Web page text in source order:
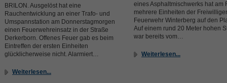
BRILON. Ausgelöst hat eine
Rauchentwicklung an einer Trafo- und
Umspannstation am Donnerstagmorgen
einen Feuerwehreinsatz in der Straße
Derkerborn. Offenes Feuer gab es beim
Eintreffen der ersten Einheiten
glücklicherweise nicht. Alarmiert…
Weiterlesen...
eines Asphaltmischwerks hat am
mehrere Einheiten der
Feuerwehr Winterberg auf den
Auf einem rund 20 Meter hohen
war bereits vom…
Weiterlesen...